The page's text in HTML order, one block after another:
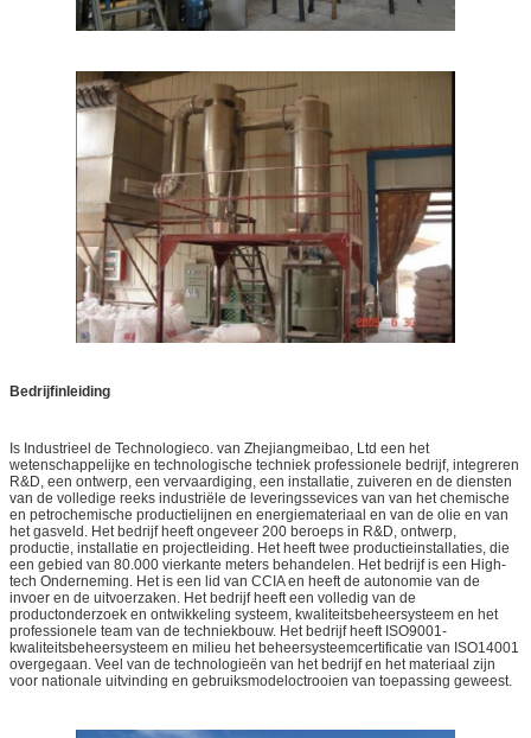
Bedrijfinleiding
Is Industrieel de Technologieco. van Zhejiangmeibao, Ltd een het
wetenschappelijke en technologische techniek professionele bedrijf, integreren
R&D, een ontwerp, een vervaardiging, een installatie, zuiveren en de diensten
van de volledige reeks industriële de leveringssevices van van het chemische
en petrochemische productielijnen en energiemateriaal en van de olie en van
het gasveld. Het bedrijf heeft ongeveer 200 beroeps in R&D, ontwerp,
productie, installatie en projectleiding. Het heeft twee productieinstallaties, die
een gebied van 80.000 vierkante meters behandelen. Het bedrijf is een High-
tech Onderneming. Het is een lid van CCIA en heeft de autonomie van de
invoer en de uitvoerzaken. Het bedrijf heeft een volledig van de
productonderzoek en ontwikkeling systeem, kwaliteitsbeheersysteem en het
professionele team van de techniekbouw. Het bedrijf heeft ISO9001-
kwaliteitsbeheersysteem en milieu het beheersysteemcertificatie van ISO14001
overgegaan. Veel van de technologieën van het bedrijf en het materiaal zijn
voor nationale uitvinding en gebruiksmodeloctrooien van toepassing geweest.